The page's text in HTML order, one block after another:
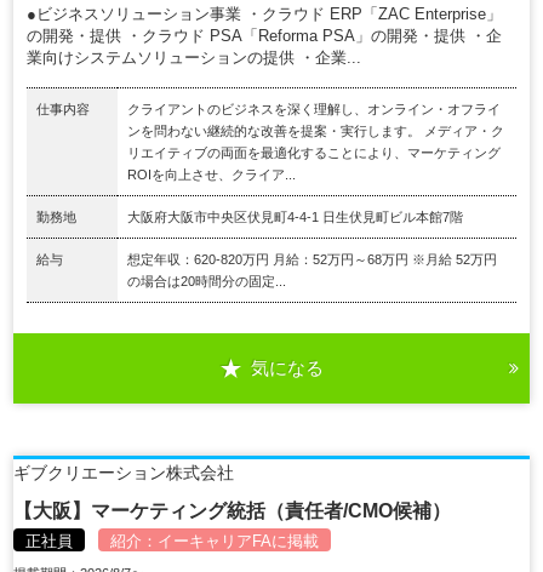
●ビジネスソリューション事業 ・クラウド ERP「ZAC Enterprise」
の開発・提供 ・クラウド PSA「Reforma PSA」の開発・提供 ・企
業向けシステムソリューションの提供 ・企業...
仕事内容
クライアントのビジネスを深く理解し、オンライン・オフライ
ンを問わない継続的な改善を提案・実行します。 メディア・ク
リエイティブの両面を最適化することにより、マーケティング
ROIを向上させ、クライア...
勤務地 大阪府大阪市中央区伏見町4-4-1 日生伏見町ビル本館7階
給与
想定年収：620-820万円 月給：52万円～68万円 ※月給 52万円
の場合は20時間分の固定...
気になる
ギブクリエーション株式会社
【大阪】マーケティング統括（責任者/CMO候補）
正社員 紹介： イーキャリアFAに掲載